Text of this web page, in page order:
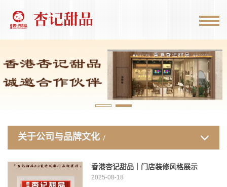
关于公司与品牌文化
香港杏记甜品｜门店装修风格展示
2025-08-18